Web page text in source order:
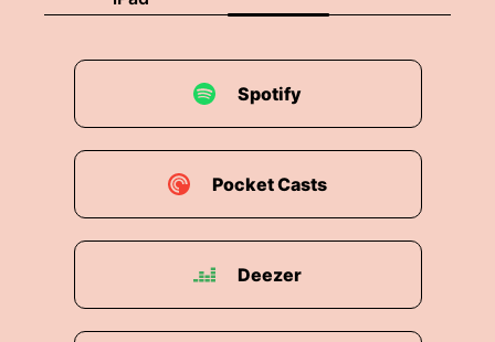
Spotify
Pocket Casts
Deezer